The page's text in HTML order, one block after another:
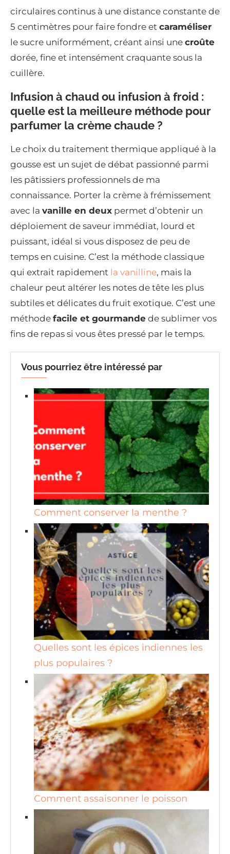
circulaires continus à une distance constante de
5 centimètres pour faire fondre et caraméliser
le sucre uniformément, créant ainsi une croûte
dorée, fine et intensément craquante sous la
cuillère.
Infusion à chaud ou infusion à froid :
quelle est la meilleure méthode pour
parfumer la crème chaude ?
Le choix du traitement thermique appliqué à la
gousse est un sujet de débat passionné parmi
les pâtissiers professionnels de ma
connaissance. Porter la crème à frémissement
avec la vanille en deux permet d’obtenir un
déploiement de saveur immédiat, lourd et
puissant, idéal si vous disposez de peu de
temps en cuisine. C’est la méthode classique
qui extrait rapidement la vanilline, mais la
chaleur peut altérer les notes de tête les plus
subtiles et délicates du fruit exotique. C’est une
méthode facile et gourmande de sublimer vos
fins de repas si vous êtes pressé par le temps.
Vous pourriez être intéressé par
Comment conserver la menthe ?
Quelles sont les épices indiennes les
plus populaires ?
Comment assaisonner le poisson